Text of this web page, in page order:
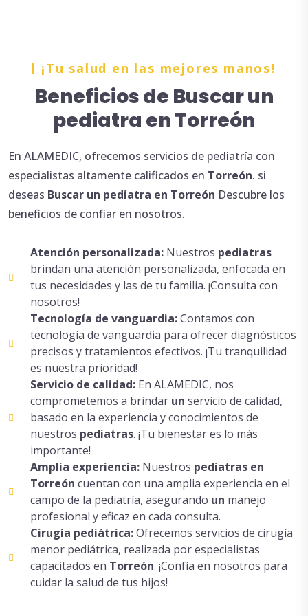
¡Tu salud en las mejores manos!
Beneficios de Buscar un
pediatra en Torreón
En ALAMEDIC, ofrecemos servicios de pediatría con
especialistas altamente calificados en Torreón. si
deseas Buscar un pediatra en Torreón Descubre los
beneficios de confiar en nosotros.
Atención personalizada: Nuestros pediatras
brindan una atención personalizada, enfocada en
tus necesidades y las de tu familia. ¡Consulta con
nosotros!
Tecnología de vanguardia:Contamos con
tecnología de vanguardia para ofrecer diagnósticos
precisos y tratamientos efectivos. ¡Tu tranquilidad
es nuestra prioridad!
Servicio de calidad: En ALAMEDIC, nos
comprometemos a brindar un servicio de calidad,
basado en la experiencia y conocimientos de
nuestros pediatras. ¡Tu bienestar es lo más
importante!
Amplia experiencia: Nuestros pediatras en
Torreón cuentan con una amplia experiencia en el
campo de la pediatría, asegurando un manejo
profesional y eficaz en cada consulta.
Cirugía pediátrica:Ofrecemos servicios de cirugía
menor pediátrica, realizada por especialistas
capacitados en Torreón. ¡Confía en nosotros para
cuidar la salud de tus hijos!